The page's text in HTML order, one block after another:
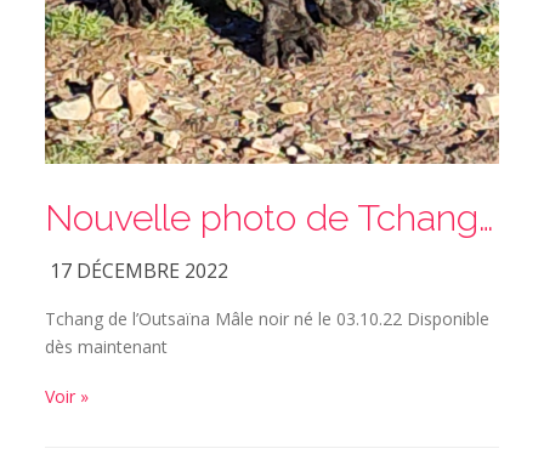
Nouvelle photo de Tchang de l’Outsaïna disponible dès maintenant
17 DÉCEMBRE 2022
Tchang de l’Outsaïna Mâle noir né le 03.10.22 Disponible
dès maintenant
Voir »